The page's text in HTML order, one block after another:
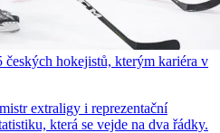
hokejistů, kterým kariéra v
extraligy i reprezentační
která se vejde na dva řádky.